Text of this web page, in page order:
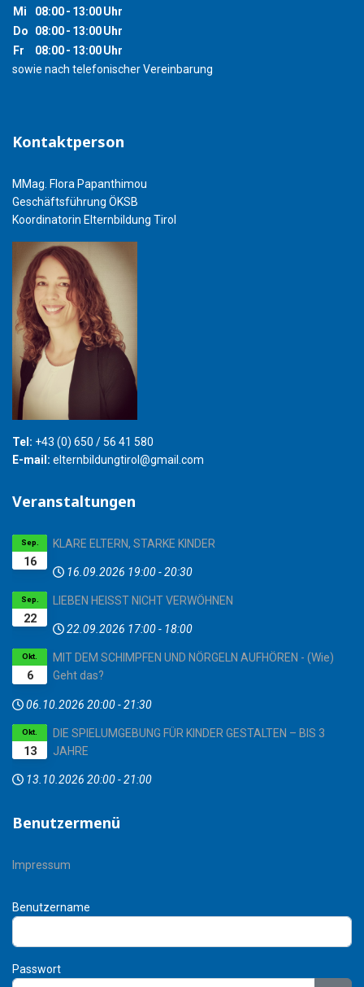
Mi
08:00- 13:00Uhr
Do
08:00- 13:00Uhr
Fr
08:00- 13:00Uhr
sowie nach telefonischer Vereinbarung
Kontaktperson
MMag. Flora Papanthimou
Geschäftsführung ÖKSB
Koordinatorin Elternbildung Tirol
Tel: +43 (0) 650 / 56 41 580
E-mail: elternbildungtirol@gmail.com
Veranstaltungen
16
Sep. KLARE ELTERN, STARKE KINDER
16.09.2026 19:00-20:30
22
Sep. LIEBEN HEISST NICHT VERWÖHNEN
22.09.2026 17:00- 18:00
6
Okt.
MIT DEM SCHIMPFEN UND NÖRGELN AUFHÖREN - (Wie)
Geht das?
06.10.2026 20:00-21:30
13
Okt.
DIE SPIELUMGEBUNG FÜR KINDER GESTALTEN – BIS 3
JAHRE
13.10.2026 20:00-21:00
Benutzermenü
Impressum
Benutzername
Passwort